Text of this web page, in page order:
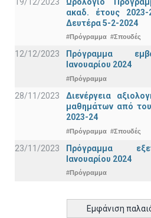
ακαδ. έτους
Δευτέρα 5-2-2024
#Πρόγραμμα #Σπουδές
12/12/2023
Πρόγραμμα
Ιανουαρίου 2024
#Πρόγραμμα
28/11/2023
Διενέργεια
μαθημάτων από
2023-24
#Πρόγραμμα #Σπουδές
23/11/2023
Πρόγραμμα
Ιανουαρίου 2024
#Πρόγραμμα
Εμφάνιση